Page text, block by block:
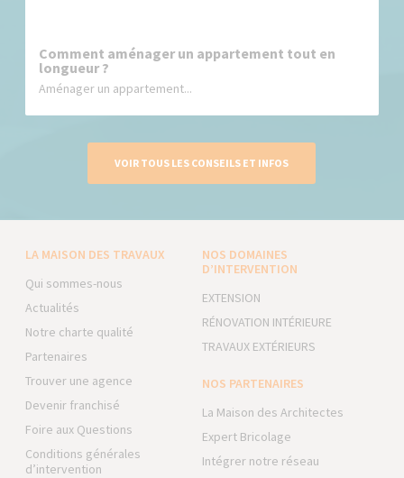
Comment aménager un appartement tout en
longueur ?
Aménager un appartement...
VOIR TOUS LES CONSEILS ET INFOS
LA MAISON DES TRAVAUX
Qui sommes-nous
Actualités
Notre charte qualité
Partenaires
Trouver une agence
Devenir franchisé
Foire aux Questions
Conditions générales
d’intervention
NOS DOMAINES
D’INTERVENTION
EXTENSION
RÉNOVATION INTÉRIEURE
TRAVAUX EXTÉRIEURS
NOS PARTENAIRES
La Maison des Architectes
Expert Bricolage
Intégrer notre réseau